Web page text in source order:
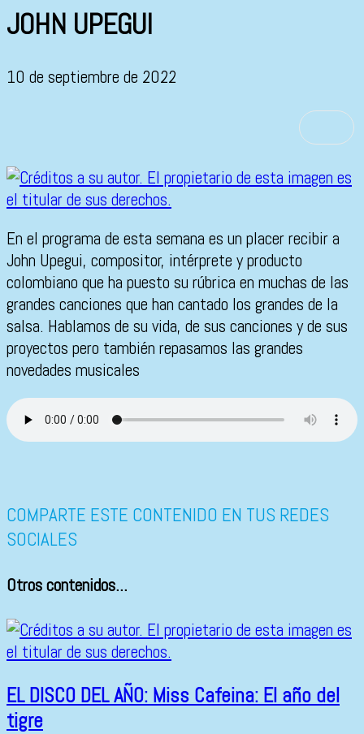
JOHN UPEGUI
10 de septiembre de 2022
En el programa de esta semana es un placer recibir a
John Upegui, compositor, intérprete y producto
colombiano que ha puesto su rúbrica en muchas de las
grandes canciones que han cantado los grandes de la
salsa. Hablamos de su vida, de sus canciones y de sus
proyectos pero también repasamos las grandes
novedades musicales
COMPARTE ESTE CONTENIDO EN TUS REDES
SOCIALES
Otros contenidos...
EL DISCO DEL AÑO: Miss Cafeina: El año del
tigre